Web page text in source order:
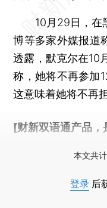
10月29日，在黑
博等多家外媒报道
透露，默克尔在10
称，她将不再参加
这意味着她将不再
[财新双语通产品
本文共
登录 后